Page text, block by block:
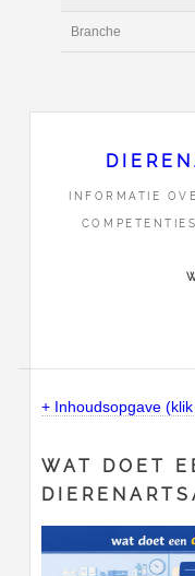
Tarief
INFORMATIE
+ Inhoudsopgave
WAT DOET